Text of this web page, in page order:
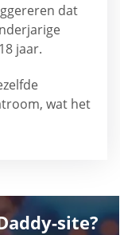
dat
jaar.
wat het
site?